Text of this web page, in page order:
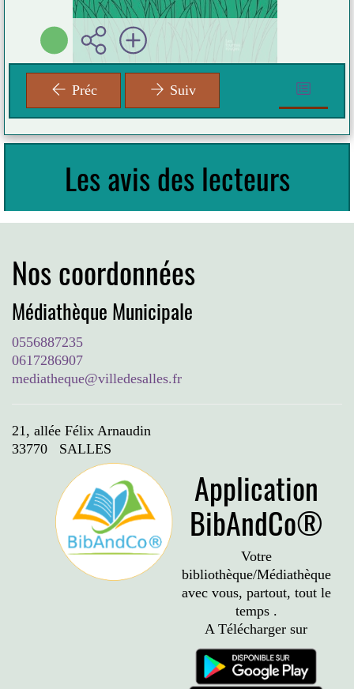
Préc Suiv
Les avis des lecteurs
Nos coordonnées
Médiathèque Municipale
0556887235
0617286907
mediatheque@villedesalles.fr
21, allée Félix Arnaudin
33770 SALLES
Application
BibAndCo®
Votre
bibliothèque/Médiathèque
avec vous, partout, tout le
temps .
A Télécharger sur